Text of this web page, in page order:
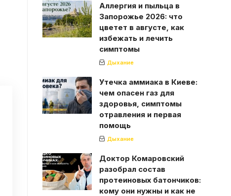
Аллергия и пыльца в
Запорожье 2026: что
цветет в августе, как
избежать и лечить
симптомы
Дыхание
Утечка аммиака в Киеве:
чем опасен газ для
здоровья, симптомы
отравления и первая
помощь
Дыхание
Доктор Комаровский
разобрал состав
протеиновых батончиков:
кому они нужны и как не